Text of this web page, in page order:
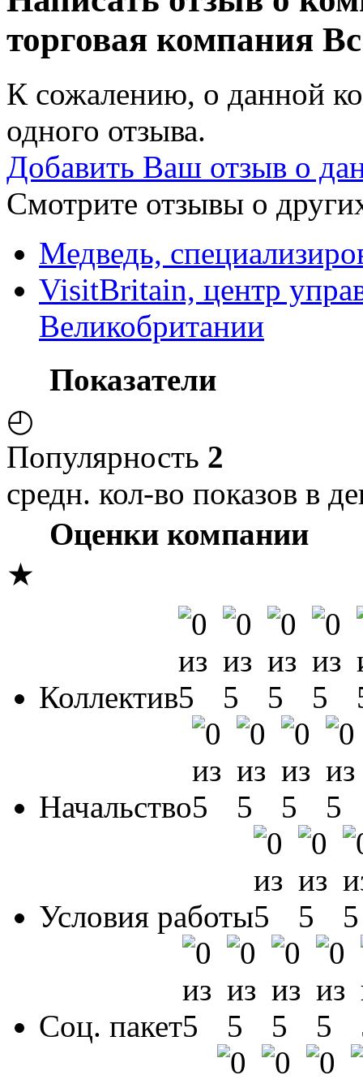
торговая компания
К сожалению, о данной
одного отзыва.
Добавить Ваш отзыв о
Смотрите отзывы о
Медведь,
VisitBritain, центр
Великобритании
Показатели
◴
Популярность 2
средн. кол-во показов в
Оценки компании
★
Коллектив
Начальство
Условия работы
Соц. пакет